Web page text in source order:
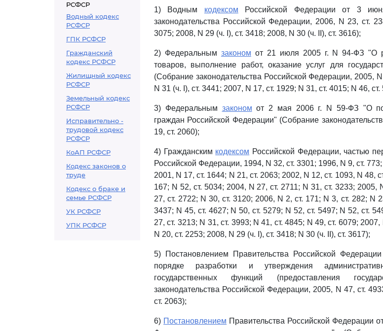
РСФСР
Водный кодекс
РСФСР
ГПК РСФСР
Гражданский
кодекс РСФСР
Жилищный кодекс
РСФСР
Земельный кодекс
РСФСР
Исправительно -
трудовой кодекс
РСФСР
КоАП РСФСР
Кодекс законов о
труде
Кодекс о браке и
семье РСФСР
УК РСФСР
УПК РСФСР
1) Водным кодексом Российской Федерации от 3
законодательства Российской Федерации, 2006, N 23, ст.
3075; 2008, N 29 (ч. I), ст. 3418; 2008, N 30 (ч. II), ст. 3616);
2) Федеральным законом от 21 июля 2005 г. N 94-ФЗ "О
товаров, выполнение работ, оказание услуг для
(Собрание законодательства Российской Федерации, 2005,
N 31 (ч. I), ст. 3441; 2007, N 17, ст. 1929; N 31, ст. 4015; N 46,
3) Федеральным законом от 2 мая 2006 г. N 59-ФЗ "О
граждан Российской Федерации" (Собрание
19, ст. 2060);
4) Гражданским кодексом Российской Федерации, частью
Российской Федерации, 1994, N 32, ст. 3301; 1996, N 9, ст.
2001, N 17, ст. 1644; N 21, ст. 2063; 2002, N 12, ст. 1093, N 48,
167; N 52, ст. 5034; 2004, N 27, ст. 2711; N 31, ст. 3233; 2005,
27, ст. 2722; N 30, ст. 3120; 2006, N 2, ст. 171; N 3, ст. 282; N
3437; N 45, ст. 4627; N 50, ст. 5279; N 52, ст. 5497; N 52, ст.
27, ст. 3213; N 31, ст. 3993; N 41, ст. 4845; N 49, ст. 6079;
N 20, ст. 2253; 2008, N 29 (ч. I), ст. 3418; N 30 (ч. II), ст. 3617);
5) Постановлением Правительства Российской
порядке разработки и утверждения
государственных функций (предоставления
законодательства Российской Федерации, 2005, N 47, ст.
ст. 2063);
6) Постановлением Правительства Российской Федерации